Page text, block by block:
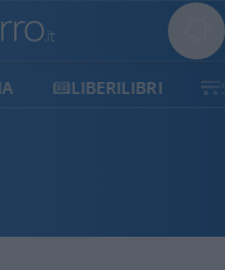
LIBERILIBRI